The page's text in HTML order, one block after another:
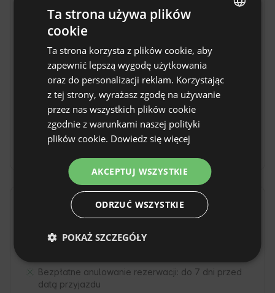
Neubukow (ok. 8
km stąd).
stamtąd
odbierzemy.
Taksówką
Działa autobus
na żądanie –
należący do
rebus
Nahverkehr.
Zasady obiektu
Godzina zameldowania: Od 15:00
Bezpłatne anulowanie rezerwacji: do 7 dni przed
datą przyjazdu
SPANISH
GERMAN
DUTCH
Ta strona używa plików
cookie
Ta strona korzysta z plików cookie, aby
zapewnić lepszą wygodę użytkowania
oraz do personalizacji reklam. Korzystając
z tej strony, wyrażasz zgodę na używanie
przez nas wszystkich plików cookie
zgodnie z warunkami naszej polityki
plików cookie. Dowiedz się więcej
AKCEPTUJ WSZYSTKIE
ODRZUĆ WSZYSTKIE
POKAŻ SZCZEGÓŁY